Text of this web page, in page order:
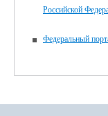
Российской
Федеральный